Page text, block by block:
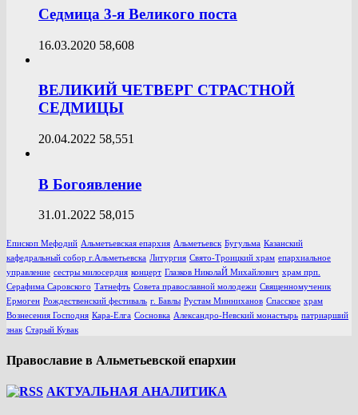
Седмица 3-я Великого поста
16.03.2020 58,608
ВЕЛИКИЙ ЧЕТВЕРГ СТРАСТНОЙ
СЕДМИЦЫ
20.04.2022 58,551
В Богоявление
31.01.2022 58,015
Епископ Мефодий Альметьевская епархия Альметьевск Бугульма Казанский
кафедральный собор г.Альметьевска Литургия Свято-Троицкий храм епархиальное
управление сестры милосердия концерт Глазков НиколаЙ Михайлович храм прп.
Серафима Саровского Татнефть Совета православной молодежи Священномученик
Ермоген Рождественский фестиваль г. Бавлы Рустам Минниханов Спасское храм
Вознесения Господня Кара-Елга Сосновка Александро-Невский монастырь патриарший
знак Старый Кувак
Православие в Альметьевской епархии
АКТУАЛЬНАЯ АНАЛИТИКА